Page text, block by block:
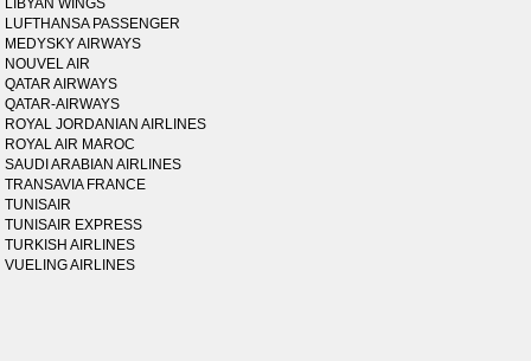
LIBYAN WINGS
LUFTHANSA PASSENGER
MEDYSKY AIRWAYS
NOUVEL AIR
QATAR AIRWAYS
QATAR-AIRWAYS
ROYAL JORDANIAN AIRLINES
ROYAL AIR MAROC
SAUDI ARABIAN AIRLINES
TRANSAVIA FRANCE
TUNISAIR
TUNISAIR EXPRESS
TURKISH AIRLINES
VUELING AIRLINES